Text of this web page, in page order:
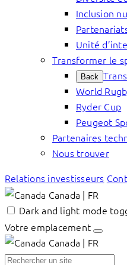
Inclusion
Unité
Transformer le
Back
World
Ryder Cup
Peugeot
Partenaires
Nous trouver
Relations investisseurs
Canada | FR
Dark and light mode
Votre emplacement
Canada | FR